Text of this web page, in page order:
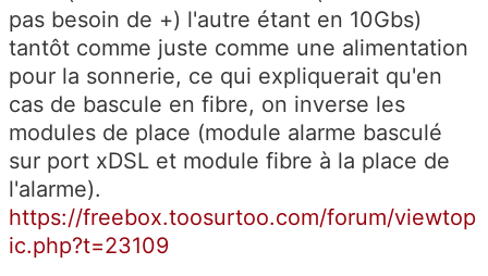
pas besoin de +) l'autre étant en 10Gbs)
tantôt comme juste comme une alimentation
pour la sonnerie, ce qui expliquerait qu'en
cas de bascule en fibre, on inverse les
modules de place (module alarme basculé
sur port xDSL et module fibre à la place de
l'alarme).
https://freebox.toosurtoo.com/forum/viewtop
ic.php?t=23109